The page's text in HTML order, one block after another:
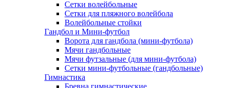
Сетки волейбольные
Сетки для пляжного волейбола
Волейбольные стойки
Гандбол и Мини-футбол
Ворота для гандбола (мини-футбола)
Мячи гандбольные
Мячи футзальные (для мини-футбола)
Сетки мини-футбольные (гандбольные)
Гимнастика
Бревна гимнастические